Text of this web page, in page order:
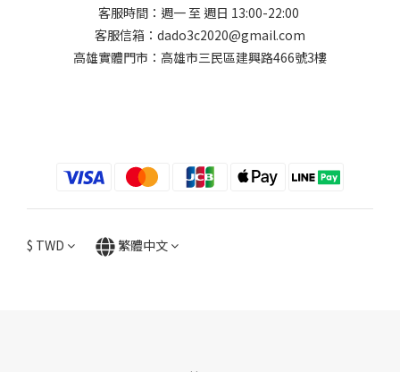
客服時間：週一 至 週日 13:00-22:00
客服信箱：dado3c2020@gmail.com
高雄實體門市：高雄市三民區建興路466號3樓
$ TWD 繁體中文